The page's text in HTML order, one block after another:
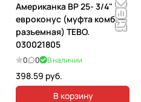
Американка ВР 25- 3/4"
евроконус (муфта комб.
разъемная) TEBO.
030021805
0 0 В наличии
398.59 руб.
В корзину